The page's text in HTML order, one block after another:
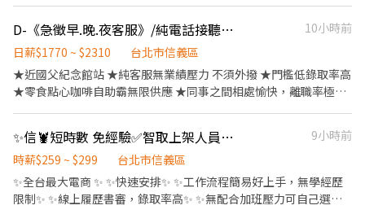
重影響我們人員調度 麻煩到現場跟我們人員聯繫
D-《急徵早.晚.夜客服》/純電話接聽/近捷運站/準時下班
10小時前
日薪$1770 ~ $2310
台北市信義區
★近國父紀念館站 ★純客服無業績壓力 不須外撥 ★門檻低錄取率高
★零食點心咖啡自助霸無限供應 ★同事之間相處愉快，離職率極低
◆工作內容 買家來電相關詢問電話接聽.退貨退款協調處理 ◆上班時
段: ✅ 早班：8:30-17:30 薪資3萬5-4萬2 (可依學經驗核薪基本薪資)
✅ 晚班：14:30-23:30 薪資4萬1-4萬8 (可依學經驗核薪基本薪資)
(以上薪資含晚班津貼$300/日) ✅夜班：23:30-08:30 薪資4萬4-5萬5
✨信🦞短時數 免經驗✅智取上架人員 高時薪兼職 想賺第二份薪看這裡
9小時前
時薪$259 ~ $299
台北市信義區
✨全台最大電商 ✨ ✨快速安排✨ ✨工作流程簡易好上手，無學經歷
限制✨ ✨線上履歷書審，錄取率高✨ ✨無配合加班壓力可自己選擇✨